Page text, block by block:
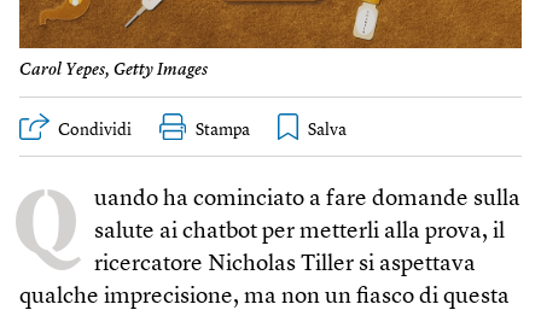
Carol Yepes, Getty Images
Condividi Stampa
Q uando ha cominciato a fare domande sulla
salute ai chatbot per metterli alla prova, il
ricercatore Nicholas Tiller si aspettava
qualche imprecisione, ma non un fiasco di questa